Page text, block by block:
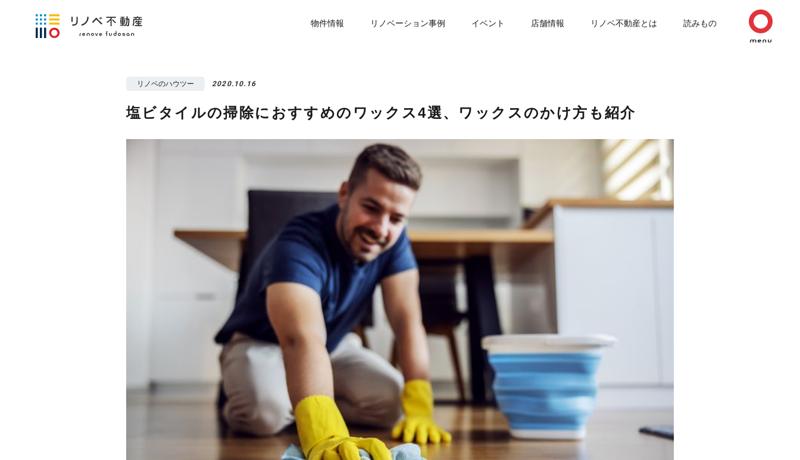
物件情報 リノベーション事例 イベント 店舗情報 リノベ不動産とは 読みもの
リノベのハウツー 2020.10.16
塩ビタイルの掃除におすすめのワックス4選、ワックスのかけ方も紹介